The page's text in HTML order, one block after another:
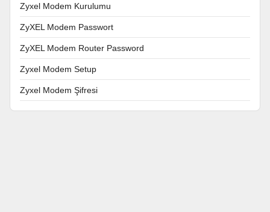
Zyxel Modem Kurulumu
ZyXEL Modem Passwort
ZyXEL Modem Router Password
Zyxel Modem Setup
Zyxel Modem Şifresi